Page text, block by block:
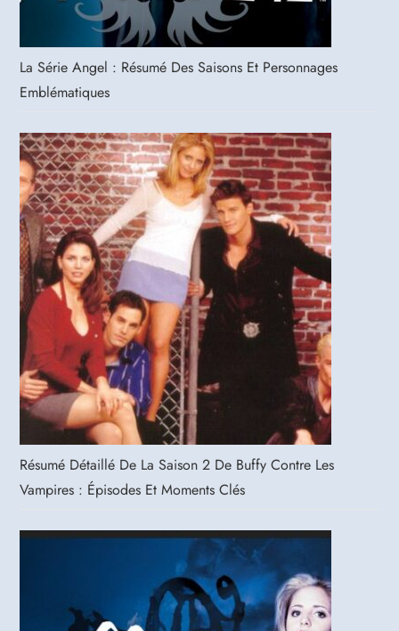
La Série Angel : Résumé Des Saisons Et Personnages
Emblématiques
Résumé Détaillé De La Saison 2 De Buffy Contre Les
Vampires : Épisodes Et Moments Clés